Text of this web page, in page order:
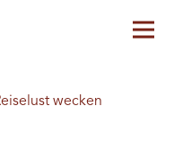
wecken